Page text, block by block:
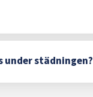
under städningen?